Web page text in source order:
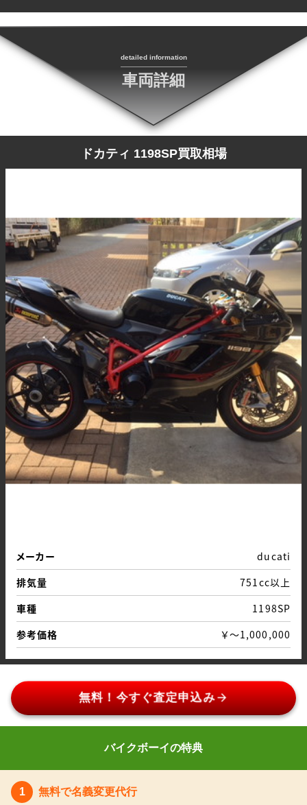
detailed information
車両詳細
ドカティ 1198SP買取相場
メーカー
ducati
排気量
751cc以上
車種
1198SP
参考価格
￥～1,000,000
無料！今すぐ査定申込みarrow_forward
バイクボーイの特典
無料で名義変更代行